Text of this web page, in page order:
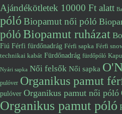
Ajándékötletek 10000 Ft alatt
póló Biopamut női póló
pólóBiopamut ruházat
Fiú Férfi fürdőnadrág Férfi sapka Férfi
technikai kabát Fürdőnadrág fürdőpóló
Nyári sapka Női felsők Női sapka
pulóver Organikus pamut
pulóver Organikus pamut női póló
Organikus pamut póló